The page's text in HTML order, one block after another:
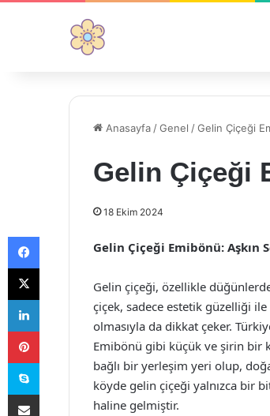
Anasayfa /Genel /Gelin Çiçeği
Gelin Çiçeği
18 Ekim 2024
Gelin Çiçeği Emibönü: Aşkın
Gelin çiçeği, özellikle
çiçek, sadece estetik güzelliği
olmasıyla da dikkat çeker.
Emibönü gibi küçük ve şirin bir
bağlı bir yerleşim yeri olup,
köyde gelin çiçeği yalnızca bir
haline gelmiştir.
Facebook
X
LinkedIn
Pinterest
Skype
E-Posta ile paylaş